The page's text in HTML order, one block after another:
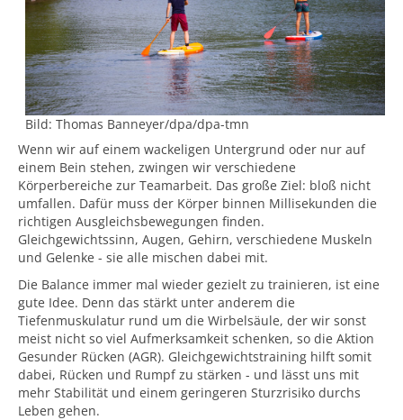
Bild: Thomas Banneyer/dpa/dpa-tmn
Wenn wir auf einem wackeligen Untergrund oder nur auf
einem Bein stehen, zwingen wir verschiedene
Körperbereiche zur Teamarbeit. Das große Ziel: bloß nicht
umfallen. Dafür muss der Körper binnen Millisekunden die
richtigen Ausgleichsbewegungen finden.
Gleichgewichtssinn, Augen, Gehirn, verschiedene Muskeln
und Gelenke - sie alle mischen dabei mit.
Die Balance immer mal wieder gezielt zu trainieren, ist eine
gute Idee. Denn das stärkt unter anderem die
Tiefenmuskulatur rund um die Wirbelsäule, der wir sonst
meist nicht so viel Aufmerksamkeit schenken, so die Aktion
Gesunder Rücken (AGR). Gleichgewichtstraining hilft somit
dabei, Rücken und Rumpf zu stärken - und lässt uns mit
mehr Stabilität und einem geringeren Sturzrisiko durchs
Leben gehen.